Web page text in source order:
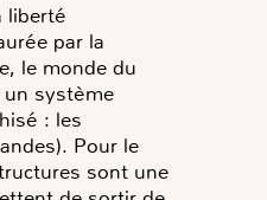
liberté
par la
le monde du
système
: les
Pour le
sont une